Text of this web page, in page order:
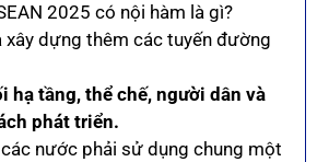
2025 có nội hàm là gì?
xây dựng thêm các tuyến đường
hạ tầng, thể chế, người dân và
phát triển.
nước phải sử dụng chung một